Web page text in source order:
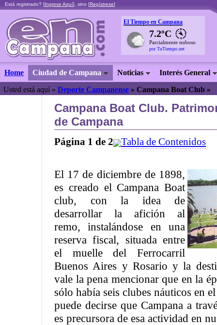
Está registrado? [Ingrese Aquí], sino [Regístrese]
El Tiempo en Campana
7.2ºC
Parcialmente nuboso
por TuTiempo.net
Home Ciudad de Campana Noticias Interés General
Usted está aquí » Deporte Campanense » Campana Boat Club »
Campana Boat Club.
de Campana
Página 1 de 2 Tabla de Contenidos
El 17 de diciembre de 1898,
es creado el Campana Boat
club, con la idea de
desarrollar la afición al
remo, instalándose en una
reserva fiscal, situada entre
el muelle del Ferrocarril
Buenos Aires y Rosario y la
vale la pena mencionar que en la
sólo había seis clubes náuticos en
puede decirse que Campana a
es precursora de esa actividad en